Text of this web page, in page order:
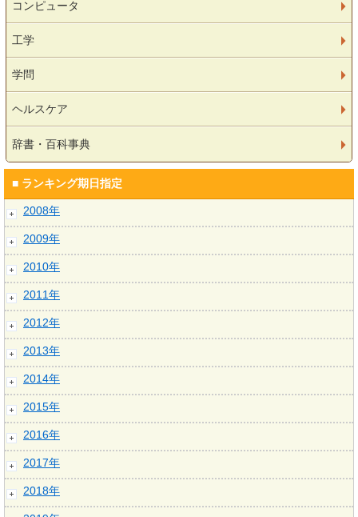
コンピュータ
工学
学問
ヘルスケア
辞書・百科事典
■ ランキング期日指定
2008年
2009年
2010年
2011年
2012年
2013年
2014年
2015年
2016年
2017年
2018年